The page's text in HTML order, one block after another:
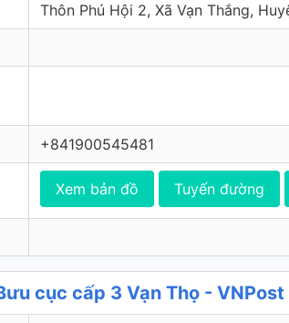
Thôn Phú Hội 2, Xã Vạn Thắng,
+841900545481
Xem bản đồ Tuyến đường
cục cấp 3 Vạn Thọ -